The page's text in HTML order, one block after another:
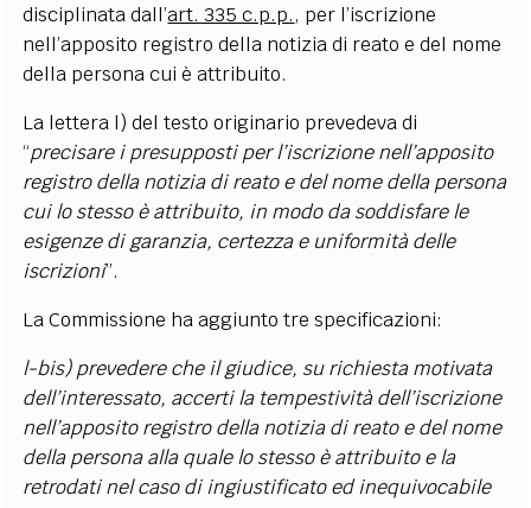
disciplinata dall’art. 335 c.p.p., per l’iscrizione
nell’apposito registro della notizia di reato e del nome
della persona cui è attribuito.
La lettera l) del testo originario prevedeva di
“precisare i presupposti per l’iscrizione nell’apposito
registro della notizia di reato e del nome della persona
cui lo stesso è attribuito, in modo da soddisfare le
esigenze di garanzia, certezza e uniformità delle
iscrizioni”.
La Commissione ha aggiunto tre specificazioni:
l-bis) prevedere che il giudice, su richiesta motivata
dell’interessato, accerti la tempestività dell’iscrizione
nell’apposito registro della notizia di reato e del nome
della persona alla quale lo stesso è attribuito e la
retrodati nel caso di ingiustificato ed inequivocabile